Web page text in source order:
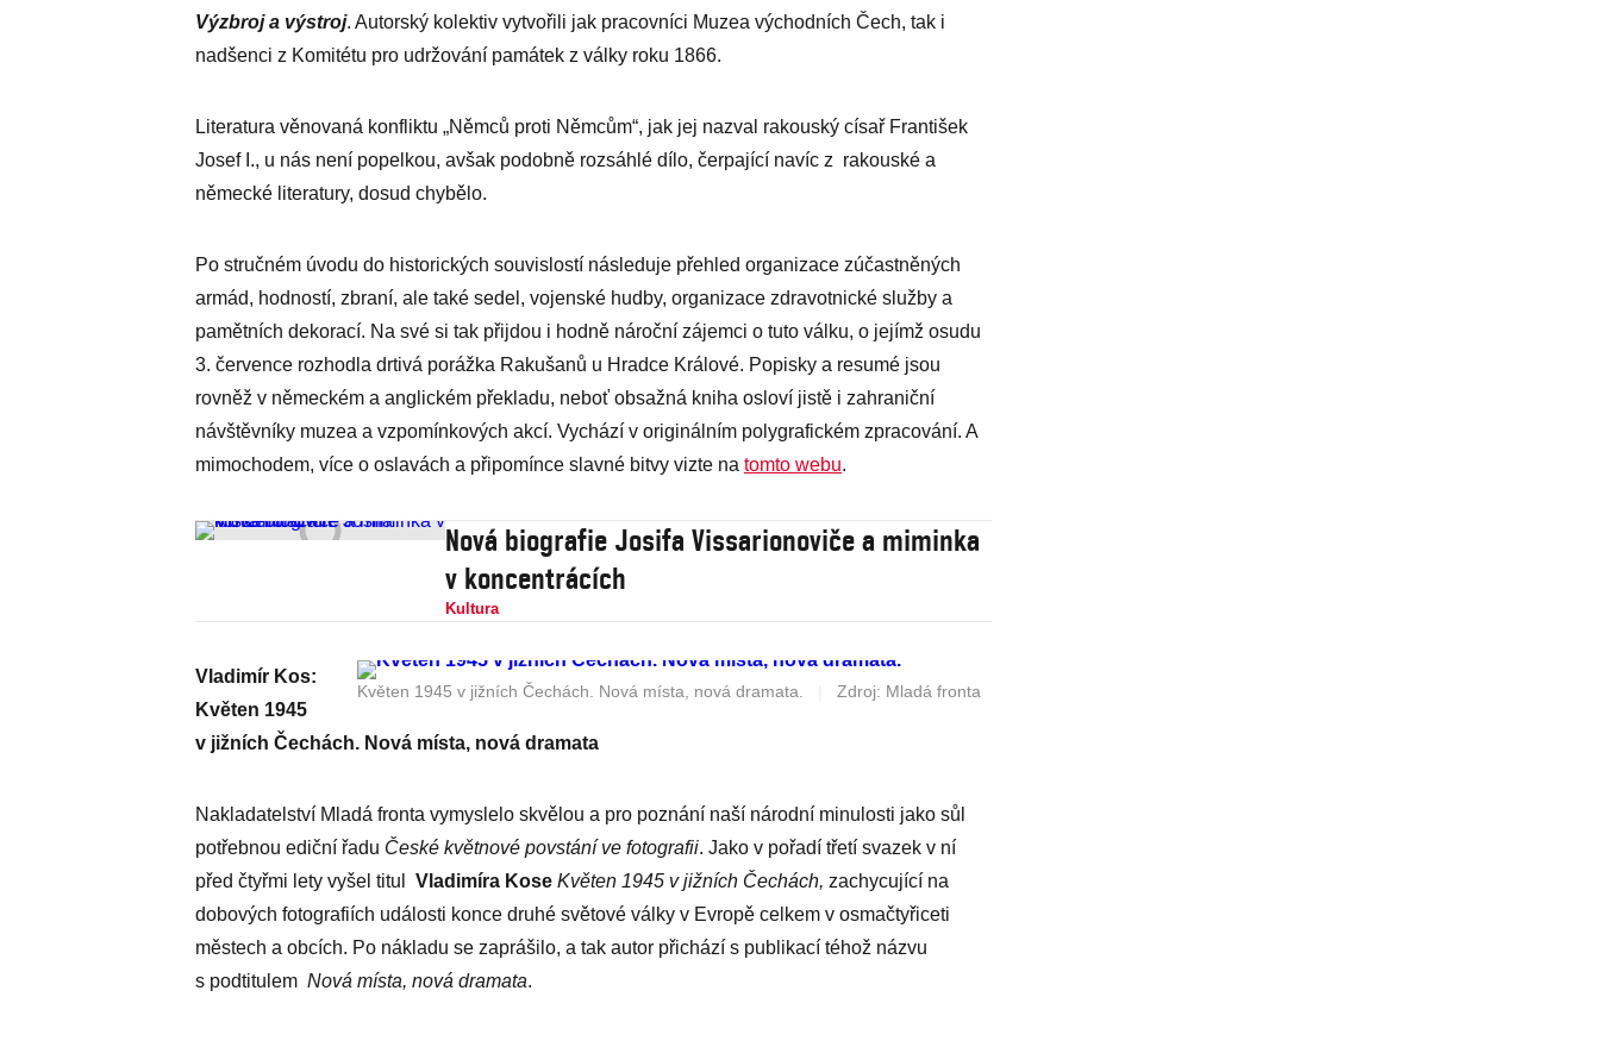
Výzbroj a výstroj. Autorský kolektiv vytvořili jak pracovníci Muzea východních Čech, tak i
nadšenci z Komitétu pro udržování památek z války roku 1866.
Literatura věnovaná konfliktu „Němců proti Němcům“, jak jej nazval rakouský císař František
Josef I., u nás není popelkou, avšak podobně rozsáhlé dílo, čerpající navíc z rakouské a
německé literatury, dosud chybělo.
Po stručném úvodu do historických souvislostí následuje přehled organizace zúčastněných
armád, hodností, zbraní, ale také sedel, vojenské hudby, organizace zdravotnické služby a
pamětních dekorací. Na své si tak přijdou i hodně nároční zájemci o tuto válku, o jejímž osudu
3. července rozhodla drtivá porážka Rakušanů u Hradce Králové. Popisky a resumé jsou
rovněž v německém a anglickém překladu, neboť obsažná kniha osloví jistě i zahraniční
návštěvníky muzea a vzpomínkových akcí. Vychází v originálním polygrafickém zpracování. A
mimochodem, více o oslavách a připomínce slavné bitvy vizte na tomto webu.
Nová biografie Josifa Vissarionoviče a miminka
v koncentrácích
Kultura
Květen 1945 v jižních Čechách. Nová místa, nová dramata. Zdroj: Mladá fronta
Vladimír Kos:
Květen 1945
v jižních Čechách. Nová místa, nová dramata
Nakladatelství Mladá fronta vymyslelo skvělou a pro poznání naší národní minulosti jako sůl
potřebnou ediční řadu České květnové povstání ve fotografii. Jako v pořadí třetí svazek v ní
před čtyřmi lety vyšel titul
Vladimíra Kose Květen 1945 v jižních Čechách, zachycující na
dobových fotografiích události konce druhé světové války v Evropě celkem v osmačtyřiceti
městech a obcích. Po nákladu se zaprášilo, a tak autor přichází s publikací téhož názvu
s podtitulem Nová místa, nová dramata.